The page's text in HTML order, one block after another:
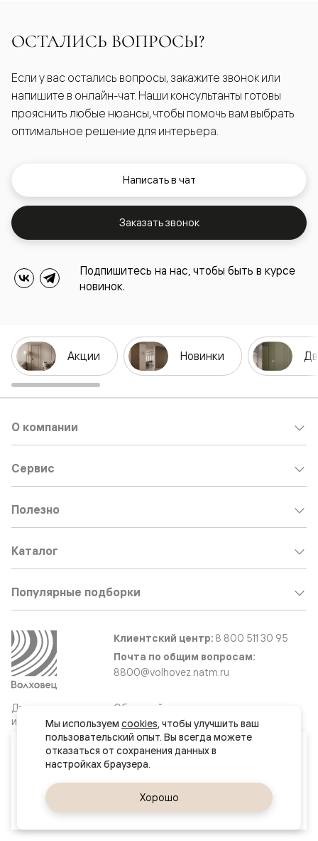
Ваш город
Ростов-на-Дону
ОСТАЛИСЬ ВОПРОСЫ?
Если у вас остались вопросы, закажите звонок или
напишите в онлайн-чат. Наши консультанты готовы
прояснить любые нюансы, чтобы помочь вам выбрать
оптимальное решение для интерьера.
Написать в чат
Заказать звонок
Подпишитесь на нас, чтобы быть в курсе
новинок.
Акции Новинки
Двери
и интерьерные
решения
О компании
Сервис
Полезно
Каталог
Популярные подборки
Клиентский центр: 8 800 511 30 95
Почта по общим вопросам:
8800@volhovez.natm.ru
Обратный звонок
Сайт не является публичной офертой
Правовая информация
Мы используем cookies, чтобы улучшить ваш
пользовательский опыт. Вы всегда можете
отказаться от сохранения данных в
Хорошо